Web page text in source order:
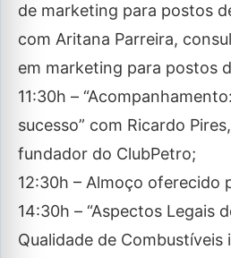
de marketing para postos
com Aritana Parreira,
em marketing para postos
11:30h –
sucesso” com Ricardo
fundador do ClubPetro;
12:30h – Almoço oferecido
14:30h – “Aspectos Legais
Qualidade de Combustíveis